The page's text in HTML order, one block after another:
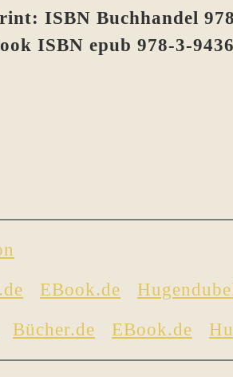
ISBN Buchhandel
ISBN epub 978-3-
EBook.de
Bücher.de EBook.de